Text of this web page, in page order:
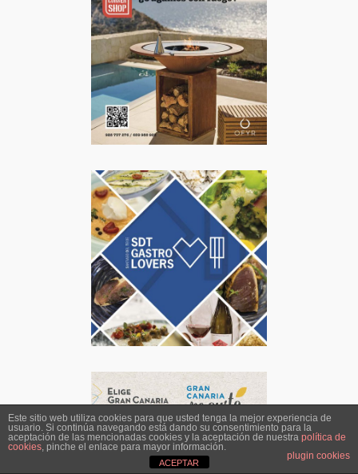
Este sitio web utiliza cookies para que usted tenga la mejor experiencia de
usuario. Si continúa navegando está dando su consentimiento para la
aceptación de las mencionadas cookies y la aceptación de nuestra política de
cookies, pinche el enlace para mayor información.
plugin cookies
ACEPTAR